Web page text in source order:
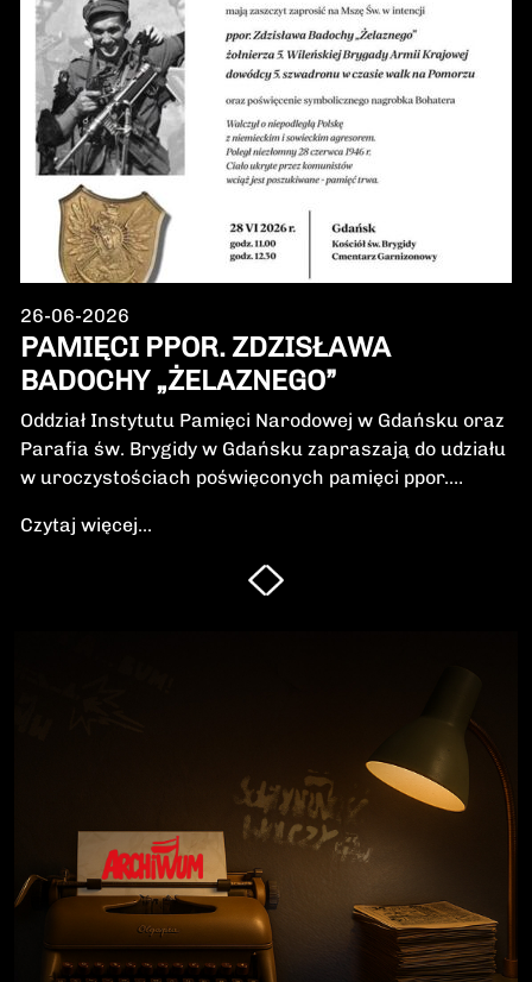
26-06-2026
PAMIĘCI PPOR. ZDZISŁAWA
BADOCHY „ŻELAZNEGO”
Oddział Instytutu Pamięci Narodowej w Gdańsku oraz
Parafia św. Brygidy w Gdańsku zapraszają do udziału
w uroczystościach poświęconych pamięci ppor.
Wileńskiej Brygady Armii Krajowej, dowódcy 5.
szwadronu podczas walk na Pomorzu, jednego z
najbardziej zasłużonych żołnierzy polskiego podziemia
przeciwko niemieckiemu i sowieckiemu okupantowi, a
po zakończeniu wojny pozostał wierny ideałom
wolności. Poległ 28 czerwca 1946 r., a miejsce
ukrycia jego szczątków przez komunistyczny aparat
represji pozostaje do dziś nieznane.Program
uroczystości:11.00 – Msza Święta w Kościele św.
Brygidy w Gdańsku12.30 – poświęcenie
symbolicznego nagrobka na Cmentarzu
Czytaj więcej...